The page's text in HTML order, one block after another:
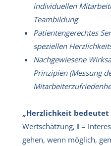
individuellen
Teambildung
Patientengerechtes
speziellen
Nachgewiesene
Prinzipien (Messung
„Herzlichkeit bedeutet
Wertschätzung, I =
gehen, wenn möglich,